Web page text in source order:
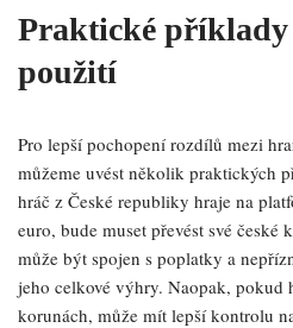
Praktické
použití
Pro lepší pochopení rozdílů mezi
můžeme uvést několik praktických
hráč z České republiky hraje na
euro, bude muset převést své české
může být spojen s poplatky a
jeho celkové výhry. Naopak, pokud
korunách, může mít lepší kontrolu